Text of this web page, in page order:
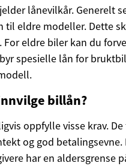
lånevilkår. Generelt
eldre modeller. Dette
eldre biler kan du
spesielle lån for
billån?
oppfylle visse krav.
og god betalingsevne.
har en aldersgrense